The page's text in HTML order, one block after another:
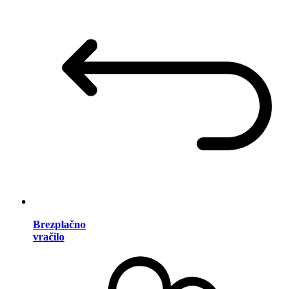
Brezplačno
vračilo